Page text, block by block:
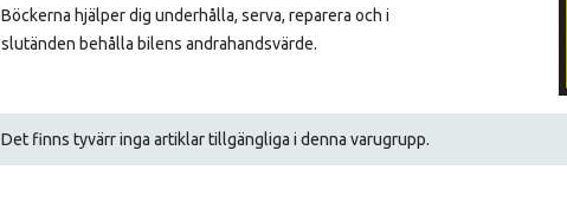
Böckerna hjälper dig underhålla, serva, reparera och i
slutänden behålla bilens andrahandsvärde.
Det finns tyvärr inga artiklar tillgängliga i denna varugrupp.